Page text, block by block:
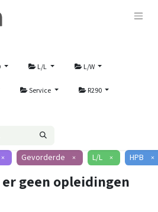
L/L L/W
Service R290
× Gevorderde × L/L × HPB ×
geen opleidingen